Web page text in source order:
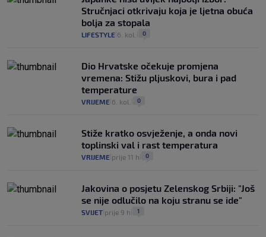
Stručnjaci otkrivaju koja je ljetna obuća
bolja za stopala
LIFESTYLE 6. kol. 0
Dio Hrvatske očekuje promjena
vremena: Stižu pljuskovi, bura i pad
temperature
VRIJEME 6. kol. 0
Stiže kratko osvježenje, a onda novi
toplinski val i rast temperatura
VRIJEME prije 11 h 0
Jakovina o posjetu Zelenskog Srbiji: "Još
se nije odlučilo na koju stranu se ide"
SVIJET prije 9 h 1